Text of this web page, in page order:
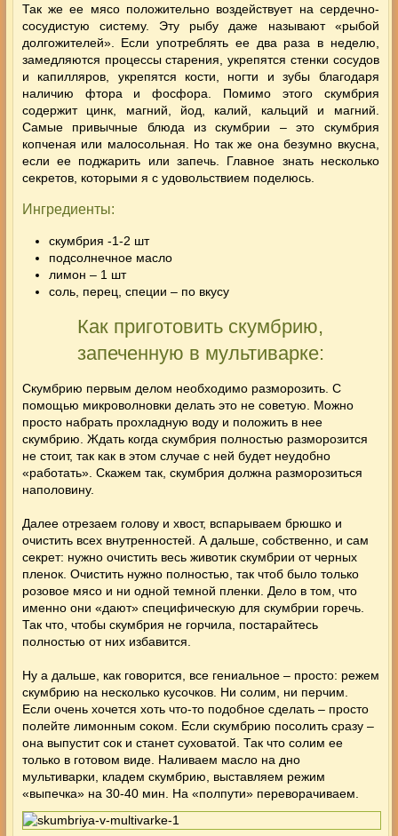
Так же ее мясо положительно воздействует на сердечно-
сосудистую систему. Эту рыбу даже называют «рыбой
долгожителей».
Если употреблять ее два раза в неделю,
замедляются процессы старения, укрепятся стенки сосудов
и капилляров, укрепятся кости, ногти и зубы благодаря
наличию фтора и фосфора. Помимо этого скумбрия
содержит цинк, магний, йод, калий, кальций и магний.
Самые привычные блюда из скумбрии – это скумбрия
копченая или малосольная. Но так же она безумно вкусна,
если ее поджарить или запечь. Главное знать несколько
секретов, которыми я с удовольствием поделюсь.
Ингредиенты:
скумбрия -1-2 шт
подсолнечное масло
лимон – 1 шт
соль, перец, специи – по вкусу
Как приготовить скумбрию,
запеченную в мультиварке:
Скумбрию первым делом необходимо разморозить. С
помощью микроволновки делать это не советую. Можно
просто набрать прохладную воду и положить в нее
скумбрию. Ждать когда скумбрия полностью разморозится
не стоит, так как в этом случае с ней будет неудобно
«работать». Скажем так, скумбрия должна разморозиться
наполовину.
Далее отрезаем голову и хвост, вспарываем брюшко и
очистить всех внутренностей. А дальше, собственно, и сам
секрет: нужно очистить весь животик скумбрии от черных
пленок. Очистить нужно полностью, так чтоб было только
розовое мясо и ни одной темной пленки. Дело в том, что
именно они «дают» специфическую для скумбрии горечь.
Так что, чтобы скумбрия не горчила, постарайтесь
полностью от них избавится.
Ну а дальше, как говорится, все гениальное – просто: режем
скумбрию на несколько кусочков. Ни солим, ни перчим.
Если очень хочется хоть что-то подобное сделать – просто
полейте лимонным соком. Если скумбрию посолить сразу –
она выпустит сок и станет суховатой. Так что солим ее
только в готовом виде. Наливаем масло на дно
мультиварки, кладем скумбрию, выставляем режим
«выпечка» на 30-40 мин. На «полпути» переворачиваем.